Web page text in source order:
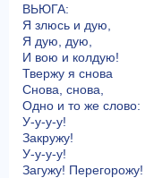
ВЬЮГА:
Я злюсь и дую,
Я дую, дую,
И вою и колдую!
Твержу я снова
Снова, снова,
Одно и то же слово:
У-у-у-у!
Закружу!
У-у-у-у!
Загужу! Перегорожу!